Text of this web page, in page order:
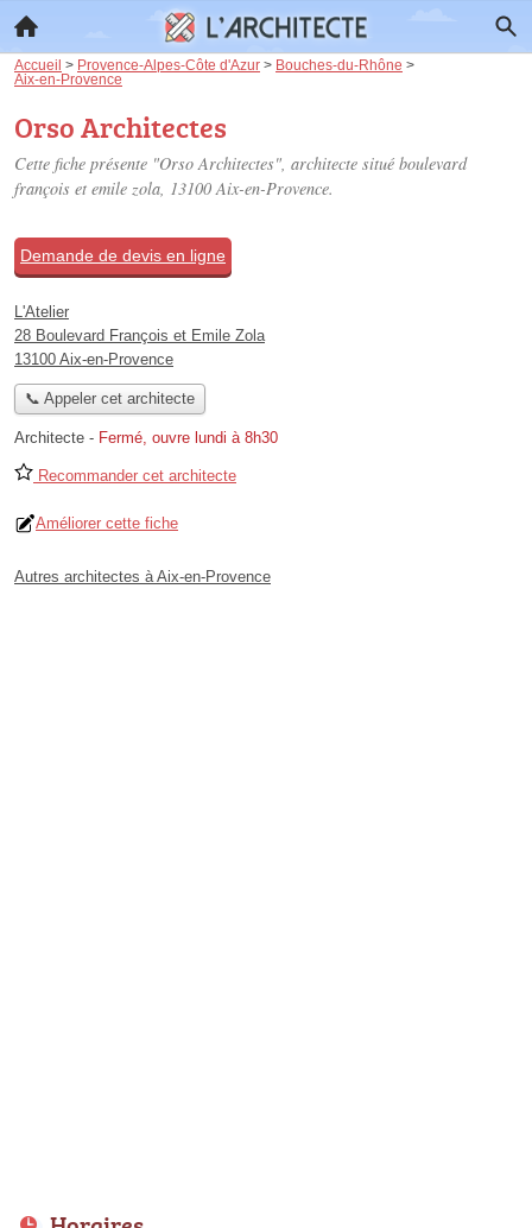
Accueil > Provence-Alpes-Côte d'Azur > Bouches-du-Rhône >
Aix-en-Provence
Orso Architectes
Cette fiche présente "Orso Architectes", architecte situé boulevard
françois et emile zola, 13100 Aix-en-Provence.
Demande de devis en ligne
L'Atelier
28 Boulevard François et Emile Zola
13100 Aix-en-Provence
📞 Appeler cet architecte
Architecte - Fermé, ouvre lundi à 8h30
Recommander cet architecte
Améliorer cette fiche
Autres architectes à Aix-en-Provence